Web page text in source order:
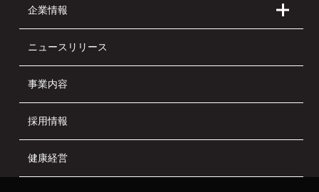
企業情報
ニュースリリース
事業内容
採用情報
健康経営